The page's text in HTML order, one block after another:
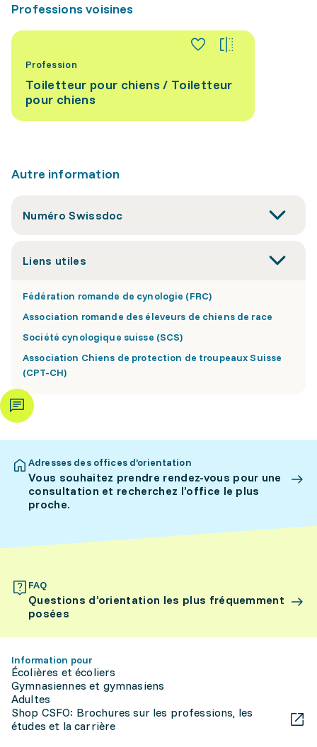
Professions voisines
Profession
Toiletteur pour chiens / Toiletteur
pour chiens
Autre information
Numéro Swissdoc
Liens utiles
Fédération romande de cynologie (FRC)
Association romande des éleveurs de chiens de race
Société cynologique suisse (SCS)
Association Chiens de protection de troupeaux Suisse
(CPT-CH)
Adresses des offices d’orientation
Vous souhaitez prendre rendez-vous pour une
consultation et recherchez l’office le plus
proche.
FAQ
Questions d’orientation les plus fréquemment
posées
Information pour
Écolières et écoliers
Gymnasiennes et gymnasiens
Adultes
Shop CSFO: Brochures sur les professions, les
études et la carrière